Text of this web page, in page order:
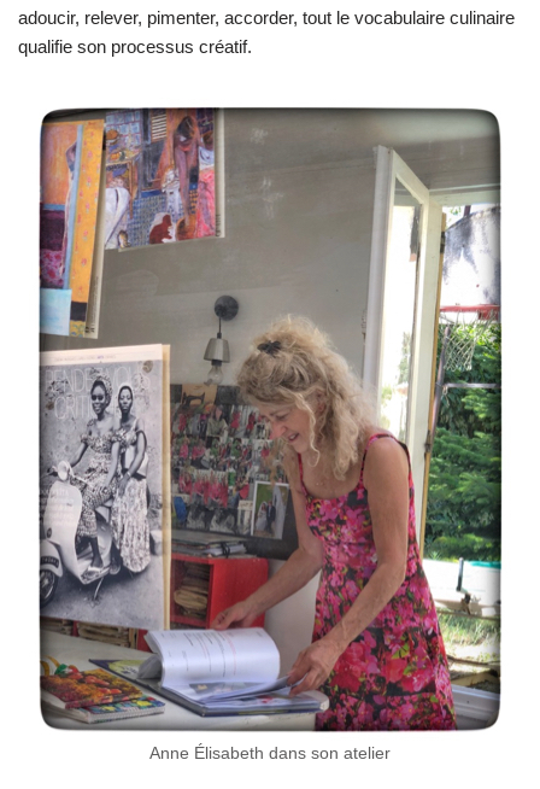
adoucir, relever, pimenter, accorder, tout le vocabulaire culinaire
qualifie son processus créatif.
Anne Élisabeth dans son atelier